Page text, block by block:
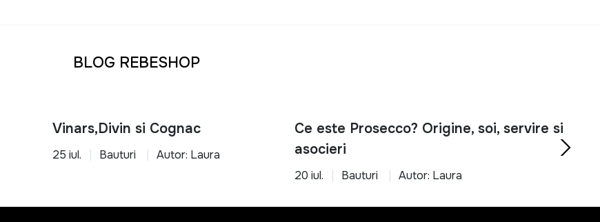
BLOG REBESHOP
Vinars,Divin si Cognac
25 iul. Bauturi Autor: Laura
Ce este Prosecco? Origine, soi, servire si
asocieri
20 iul. Bauturi Autor: Laura